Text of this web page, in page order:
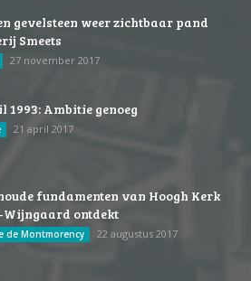
gevelsteen weer zichtbaar pand
Smeets
27 november 2017
1993: Ambitie genoeg
21 april 2017
fundamenten van Hoogh Kerk
ontdekt
de Montmorency 22 augustus 2017